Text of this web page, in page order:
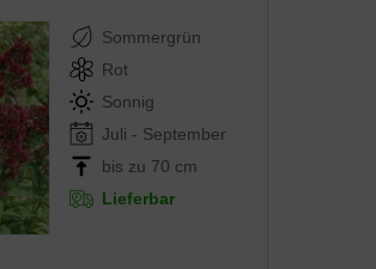
Sommergrün
Rot
Sonnig
Juli - September
bis zu 70 cm
Lieferbar